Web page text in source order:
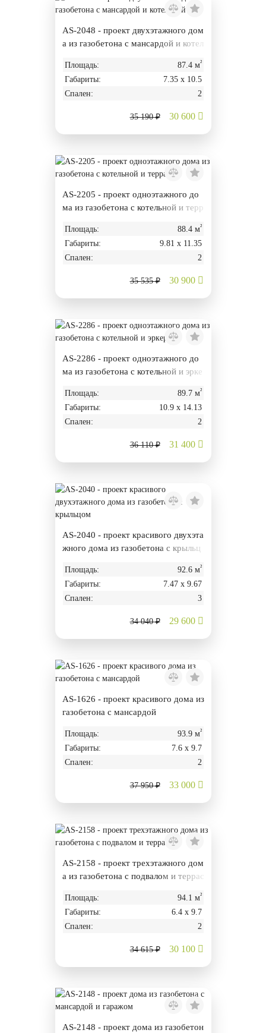
AS-2048 - проект двухэтажного дом
а из газобетона с мансардой и котел
Площадь: 87.4 м²
Габариты:
7.35 х 10.5
Спален:
2
35 190 ₽ 30 600
AS-2205 - проект одноэтажного до
ма из газобетона с котельной и терр
Площадь: 88.4 м²
Габариты:
9.81 х 11.35
Спален:
2
35 535 ₽ 30 900
AS-2286 - проект одноэтажного до
ма из газобетона с котельной и эрке
Площадь: 89.7 м²
Габариты:
10.9 х 14.13
Спален:
2
36 110 ₽ 31 400
AS-2040 - проект красивого двухэта
жного дома из газобетона с крыльц
Площадь: 92.6 м²
Габариты:
7.47 х 9.67
Спален:
3
34 040 ₽ 29 600
AS-1626 - проект красивого дома из
газобетона с мансардой
Площадь: 93.9 м²
Габариты:
7.6 х 9.7
Спален:
2
37 950 ₽ 33 000
AS-2158 - проект трехэтажного дом
а из газобетона с подвалом и террас
Площадь: 94.1 м²
Габариты:
6.4 х 9.7
Спален:
2
34 615 ₽ 30 100
AS-2148 - проект дома из газобетон